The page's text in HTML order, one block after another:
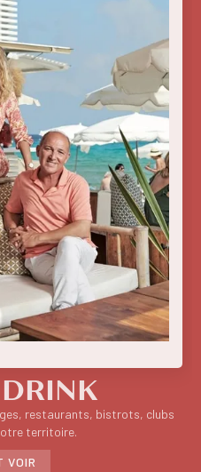
restaurants, bistrots, clubs
territoire.
VOIR